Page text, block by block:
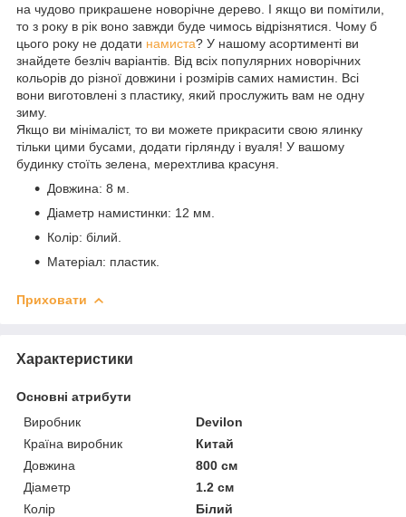
на чудово прикрашене новорічне дерево. І якщо ви помітили,
то з року в рік воно завжди буде чимось відрізнятися. Чому б
цього року не додати намиста? У нашому асортименті ви
знайдете безліч варіантів. Від всіх популярних новорічних
кольорів до різної довжини і розмірів самих намистин. Всі
вони виготовлені з пластику, який прослужить вам не одну
зиму.
Якщо ви мінімаліст, то ви можете прикрасити свою ялинку
тільки цими бусами, додати гірлянду і вуаля! У вашому
будинку стоїть зелена, мерехтлива красуня.
Довжина: 8 м.
Діаметр намистинки: 12 мм.
Колір: білий.
Матеріал: пластик.
Приховати
Характеристики
Основні атрибути
Виробник
Devilon
Країна виробник
Китай
Довжина
800 см
Діаметр
1.2 см
Колір
Білий